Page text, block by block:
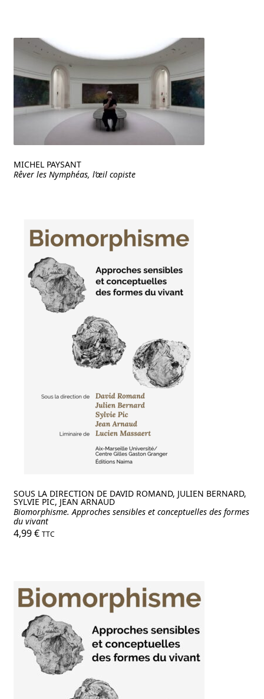
MICHEL PAYSANT
Rêver les Nymphéas, l’œil copiste
SOUS LA DIRECTION DE DAVID ROMAND, JULIEN BERNARD,
SYLVIE PIC, JEAN ARNAUD
Biomorphisme. Approches sensibles et conceptuelles des formes
du vivant
4,99€ TTC